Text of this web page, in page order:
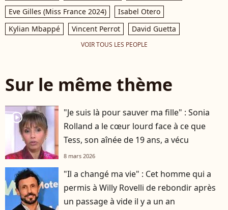
Eve Gilles (Miss France 2024)
Isabel Otero
Kylian Mbappé
Vincent Perrot David Guetta
VOIR TOUS LES PEOPLE
Sur le même thème
player2
"Je suis là pour sauver ma fille" : Sonia
Rolland a le cœur lourd face à ce que
Tess, son aînée de 19 ans, a vécu
8 mars 2026
"Il a changé ma vie" : Cet homme qui a
permis à Willy Rovelli de rebondir après
un passage à vide il y a un an